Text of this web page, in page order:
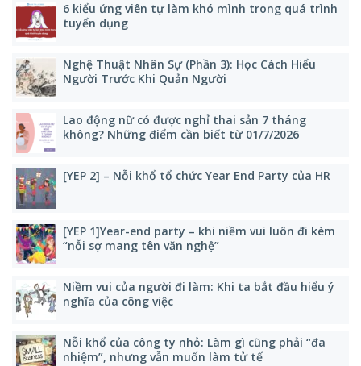
6 kiểu ứng viên tự làm khó mình trong quá trình
tuyển dụng
Nghệ Thuật Nhân Sự (Phần 3): Học Cách Hiểu
Người Trước Khi Quản Người
Lao động nữ có được nghỉ thai sản 7 tháng
không? Những điểm cần biết từ 01/7/2026
[YEP 2] – Nỗi khổ tổ chức Year End Party của HR
[YEP 1]Year-end party – khi niềm vui luôn đi kèm
“nỗi sợ mang tên văn nghệ”
Niềm vui của người đi làm: Khi ta bắt đầu hiểu ý
nghĩa của công việc
Nỗi khổ của công ty nhỏ: Làm gì cũng phải “đa
nhiệm”, nhưng vẫn muốn làm tử tế